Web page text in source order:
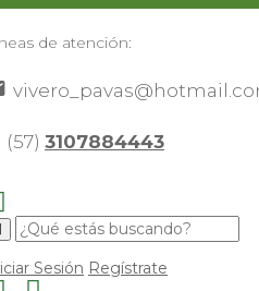
de atención:
(57) 3107884443
Sesión Regístrate
> Plantas De Exterior>Bonsai